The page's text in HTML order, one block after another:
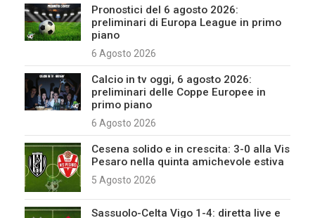
Pronostici del 6 agosto 2026:
preliminari di Europa League in primo
piano
6 Agosto 2026
Calcio in tv oggi, 6 agosto 2026:
preliminari delle Coppe Europee in
primo piano
6 Agosto 2026
Cesena solido e in crescita: 3-0 alla Vis
Pesaro nella quinta amichevole estiva
5 Agosto 2026
Sassuolo-Celta Vigo 1-4: diretta live e